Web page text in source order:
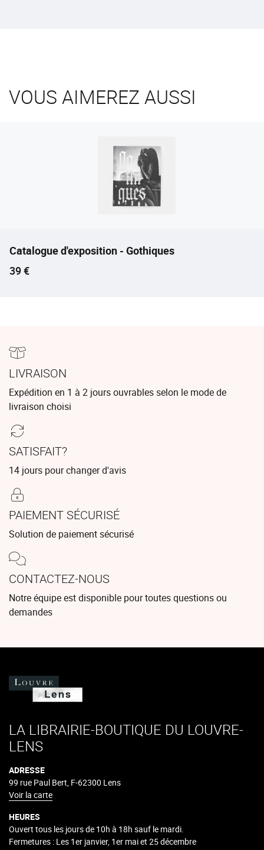
VOUS AIMEREZ AUSSI
Catalogue d'exposition - Gothiques
Prix ​​actuel
39 €
LIVRAISON
Expédition en 1 à 2 jours ouvrables selon le mode de
livraison choisi
SATISFAIT?
14 jours pour changer d'avis
PAIEMENT SÉCURISÉ
Solution de paiement sécurisé
CONTACTEZ-NOUS
Notre équipe est disponible pour toutes questions ou
demandes
LA LIBRAIRIE-BOUTIQUE DU LOUVRE-
LENS
ADRESSE
99 rue Paul Bert, F-62300 Lens
Voir la carte
HEURES
Ouvert tous les jours de 10h à 18h sauf le mardi.
Fermetures : Les 1er janvier, 1er mai et 25 décembre